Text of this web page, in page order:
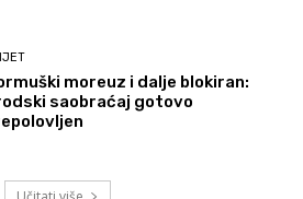
moreuz i dalje blokiran:
saobraćaj gotovo